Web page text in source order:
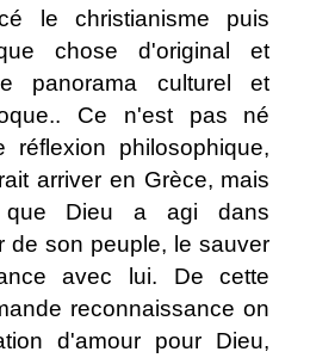
le christianisme puis
chose d'original et
panorama culturel et
Ce n'est pas né
réflexion philosophique,
arriver en Grèce, mais
que Dieu a agi dans
de son peuple, le sauver
avec lui. De cette
reconnaissance on
d'amour pour Dieu,